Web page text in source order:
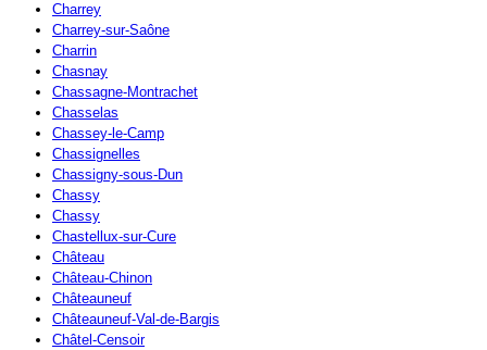
Charrey
Charrey-sur-Saône
Charrin
Chasnay
Chassagne-Montrachet
Chasselas
Chassey-le-Camp
Chassignelles
Chassigny-sous-Dun
Chassy
Chassy
Chastellux-sur-Cure
Château
Château-Chinon
Châteauneuf
Châteauneuf-Val-de-Bargis
Châtel-Censoir